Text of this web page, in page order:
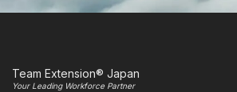
Team Extension® Japan
Your Leading Workforce Partner